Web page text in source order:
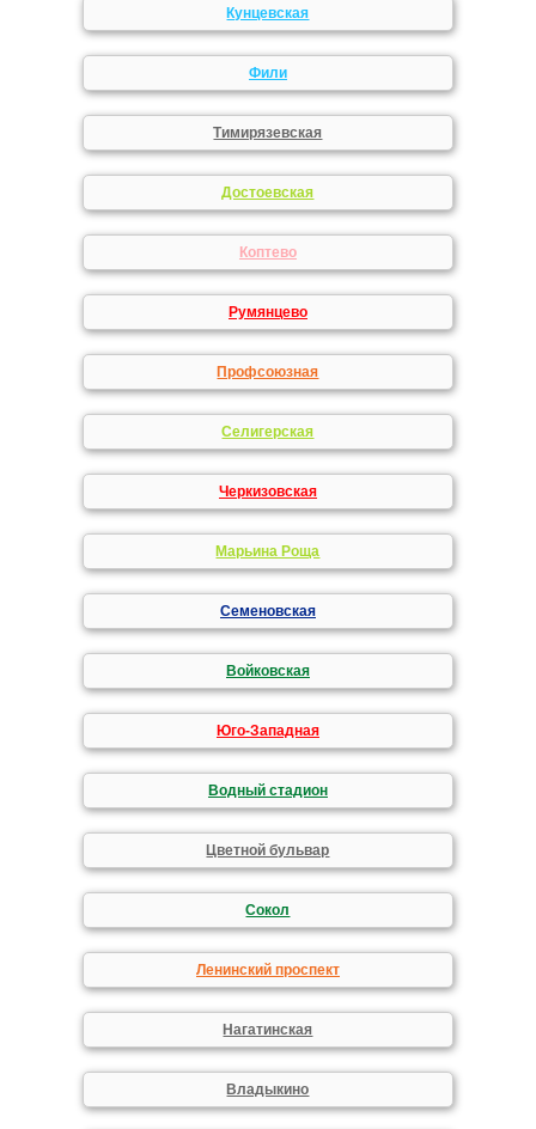
Кунцевская
Фили
Тимирязевская
Достоевская
Коптево
Румянцево
Профсоюзная
Селигерская
Черкизовская
Марьина Роща
Семеновская
Войковская
Юго-Западная
Водный стадион
Цветной бульвар
Сокол
Ленинский проспект
Нагатинская
Владыкино